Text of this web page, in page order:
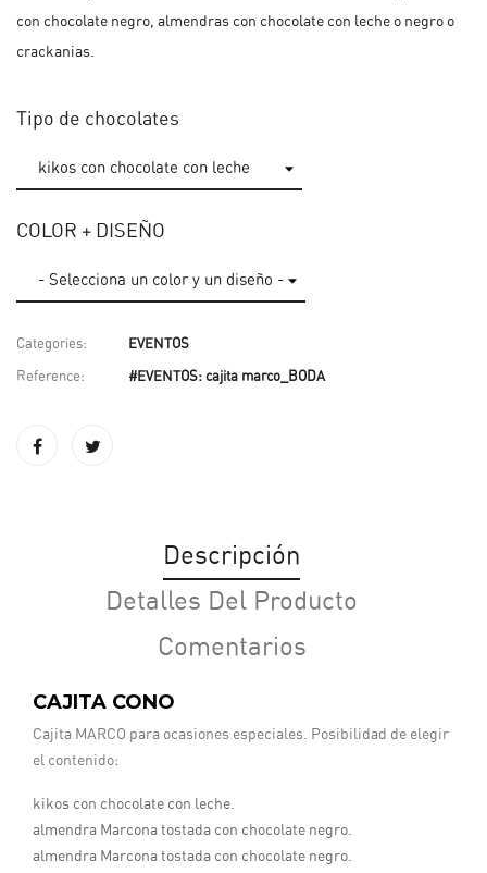
con chocolate negro, almendras con chocolate con leche o negro o
crackanias.
Tipo de chocolates
COLOR + DISEÑO
Categories: EVENTOS
Reference: #EVENTOS: cajita marco_BODA
Descripción
Detalles Del Producto
Comentarios
CAJITA CONO
Cajita MARCO para ocasiones especiales. Posibilidad de elegir
el contenido:
kikos con chocolate con leche.
almendra Marcona tostada con chocolate negro.
almendra Marcona tostada con chocolate negro.